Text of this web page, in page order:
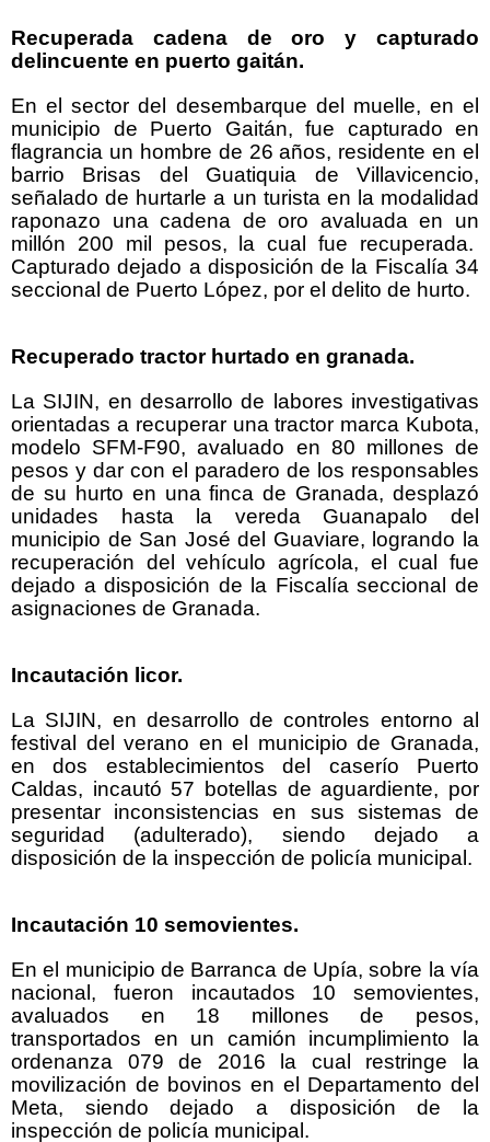
Recuperada cadena de oro y capturado
delincuente en puerto gaitán.
En el sector del desembarque del muelle, en el
municipio de Puerto Gaitán, fue capturado en
flagrancia un hombre de 26 años, residente en el
barrio Brisas del Guatiquia de Villavicencio,
señalado de hurtarle a un turista en la modalidad
raponazo una cadena de oro avaluada en un
millón 200 mil pesos, la cual fue recuperada.
Capturado dejado a disposición de la Fiscalía 34
seccional de Puerto López, por el delito de hurto.
Recuperado tractor hurtado en granada.
La SIJIN, en desarrollo de labores investigativas
orientadas a recuperar una tractor marca Kubota,
modelo SFM-F90, avaluado en 80 millones de
pesos y dar con el paradero de los responsables
de su hurto en una finca de Granada, desplazó
unidades hasta la vereda Guanapalo del
municipio de San José del Guaviare, logrando la
recuperación del vehículo agrícola, el cual fue
dejado a disposición de la Fiscalía seccional de
asignaciones de Granada.
Incautación licor.
La SIJIN, en desarrollo de controles entorno al
festival del verano en el municipio de Granada,
en dos establecimientos del caserío Puerto
Caldas, incautó 57 botellas de aguardiente, por
presentar inconsistencias en sus sistemas de
seguridad (adulterado), siendo dejado a
disposición de la inspección de policía municipal.
Incautación 10 semovientes.
En el municipio de Barranca de Upía, sobre la vía
nacional, fueron incautados 10 semovientes,
avaluados en 18 millones de pesos,
transportados en un camión incumplimiento la
ordenanza 079 de 2016 la cual restringe la
movilización de bovinos en el Departamento del
Meta, siendo dejado a disposición de la
inspección de policía municipal.